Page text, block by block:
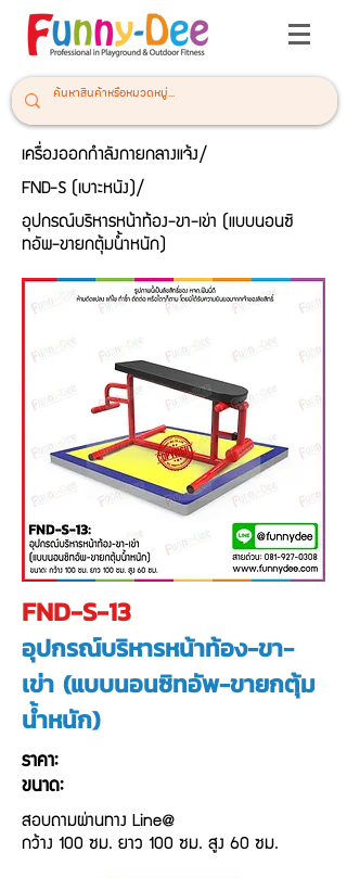
เครื่องออกกำลังกายกลางแจ้ง/
FND-S (เบาะหนัง)/
อุปกรณ์บริหารหน้าท้อง-ขา-เข่า (แบบนอนซิ
ทอัพ-ขายกตุ้มน้ำหนัก)
FND-S-13
อุปกรณ์บริหารหน้าท้อง-ขา-
เข่า (แบบนอนซิทอัพ-ขายกตุ้ม
น้ำหนัก)
ราคา:
ขนาด:
สอบถามผ่านทาง Line@
กว้าง 100 ซม. ยาว 100 ซม. สูง 60 ซม.